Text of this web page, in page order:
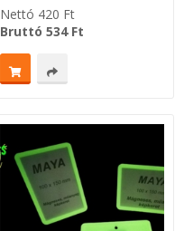
Nettó 420 Ft
Bruttó 534Ft